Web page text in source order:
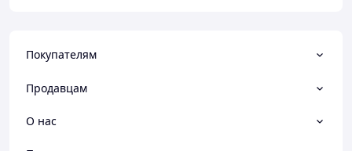
Покупателям
Продавцам
О нас